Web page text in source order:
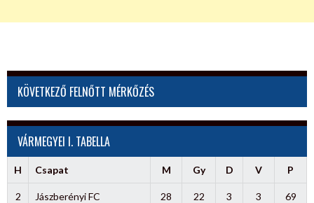
KÖVETKEZŐ FELNŐTT MÉRKŐZÉS
VÁRMEGYEI I. TABELLA
H Csapat M Gy D V P
2 Jászberényi FC 28 22 3 3 69